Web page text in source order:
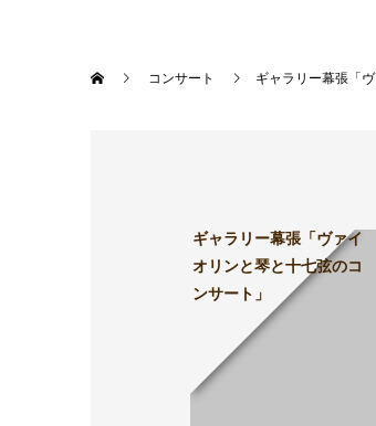
コンサート ギャラリー幕張「
ギャラリー幕張「ヴァイ
オリンと琴と十七弦のコ
ンサート」